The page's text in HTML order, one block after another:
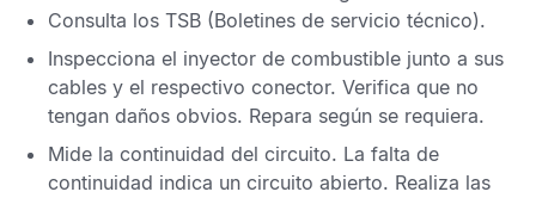
Consulta los TSB (Boletines de servicio técnico).
Inspecciona el inyector de combustible junto a sus
cables y el respectivo conector. Verifica que no
tengan daños obvios. Repara según se requiera.
Mide la continuidad del circuito. La falta de
continuidad indica un circuito abierto. Realiza las